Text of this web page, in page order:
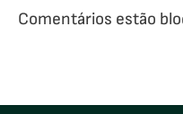
Comentários estão